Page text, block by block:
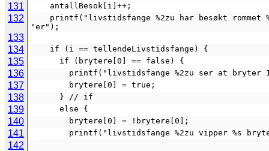
131
    antallBesok[i]++;
132
"er");
133
134
    if (i == tellendeLivstidsfange) {
135
      if (brytere[0] == false) {
136
printf("livstidsfange %2zu ser at
137
        brytere[0] = true;
138
      } // if
139
      else {
140
        brytere[0] = !brytere[0];
141
printf("livstidsfange %2zu vipper
142